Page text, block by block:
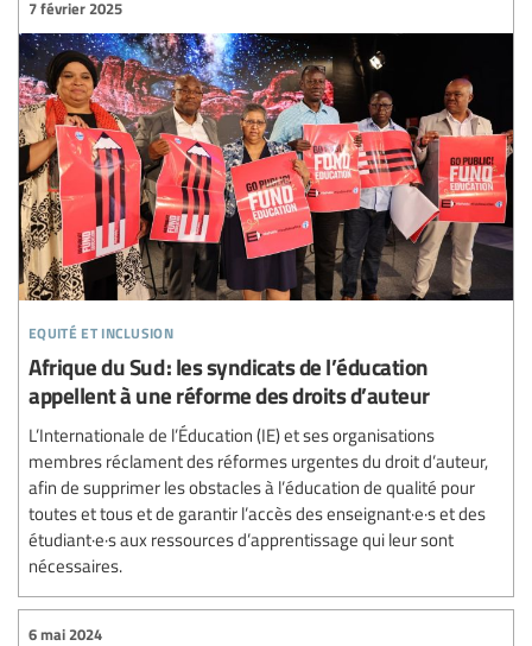
equité et inclusion
7 février 2025
Afrique du Sud : les syndicats de l’éducation
appellent à une réforme des droits d’auteur
L’Internationale de l’Éducation (IE) et ses organisations
membres réclament des réformes urgentes du droit d’auteur,
afin de supprimer les obstacles à l’éducation de qualité pour
toutes et tous et de garantir l’accès des enseignant·e·s et des
étudiant·e·s aux ressources d’apprentissage qui leur sont
nécessaires.
6 mai 2024